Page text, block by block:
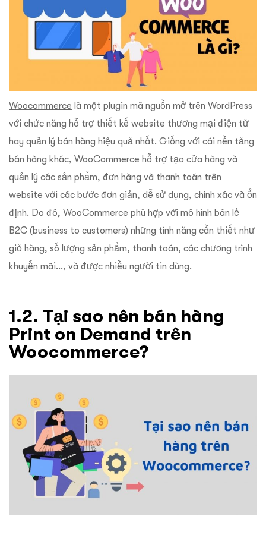
Woocommerce là một plugin mã nguồn mở trên WordPress
với chức năng hỗ trợ thiết kế website thương mại điện tử
hay quản lý bán hàng hiệu quả nhất. Giống với cái nền tảng
bán hàng khác, WooCommerce hỗ trợ tạo cửa hàng và
quản lý các sản phẩm, đơn hàng và thanh toán trên
website với các bước đơn giản, dễ sử dụng, chính xác và ổn
định. Do đó, WooCommerce phù hợp với mô hình bán lẻ
B2C (business to customers) những tính năng cần thiết như
giỏ hàng, số lượng sản phẩm, thanh toán, các chương trình
khuyến mãi…, và được nhiều người tin dùng.
1.2. Tại sao nên bán hàng
Print on Demand trên
Woocommerce?